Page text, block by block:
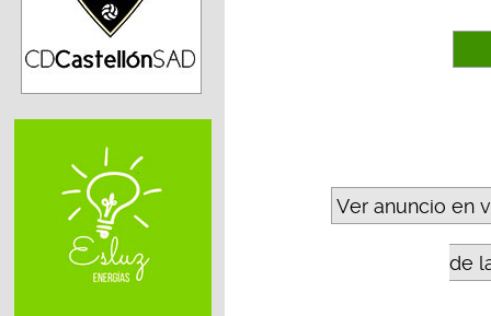
Ver anuncio en
de